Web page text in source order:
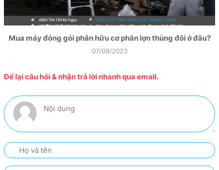
Mua máy đóng gói phân hữu cơ phân lợn thùng đôi ở đâu?
07/09/2023
Để lại câu hỏi & nhận trả lời nhanh qua email.